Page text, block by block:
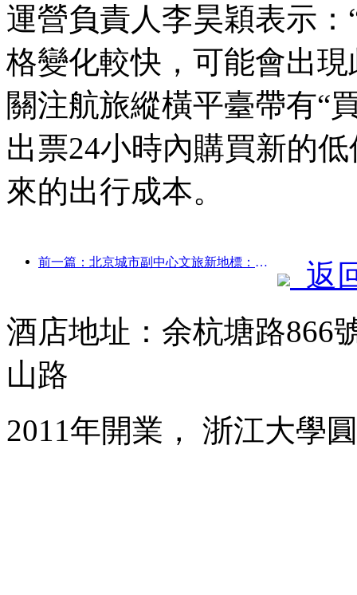
運營負責人李昊穎表示
格變化較快，可能會出
關注航旅縱橫平臺帶有“
出票24小時內購買新的
來的出行成本。
前一篇：北京城市副中心文旅新地標：頂點公園將于今年正式亮相
返
酒店地址：余杭塘路866
山路
2011年開業， 浙江大學